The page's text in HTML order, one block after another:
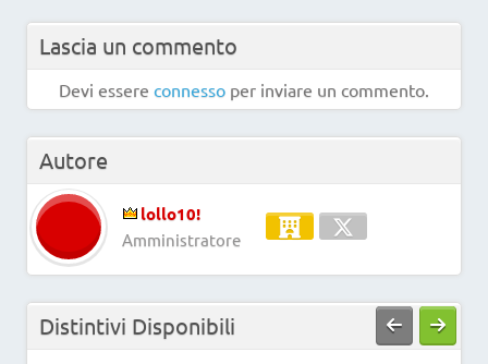
Lascia un commento
Devi essere connesso per inviare un commento.
Autore
lollo10!
Amministratore
Distintivi Disponibili